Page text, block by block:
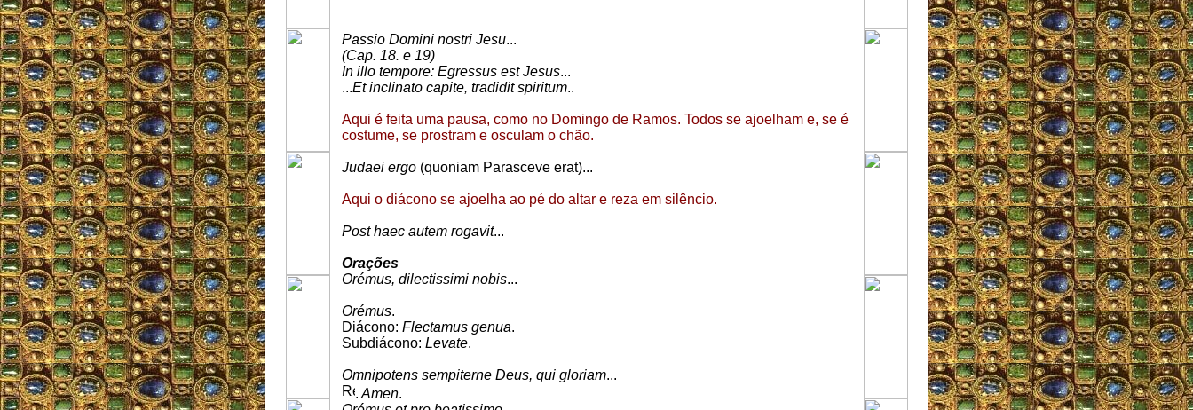
Passio Domini nostri Jesu...
(Cap. 18. e 19)
In illo tempore: Egressus est Jesus...
...Et inclinato capite, tradidit spiritum..
Aqui é feita uma pausa, como no Domingo de Ramos. Todos se ajoelham e, se é
costume, se prostram e osculam o chão.
Judaei ergo(quoniam Parasceve erat)...
Aqui o diácono se ajoelha ao pé do altar e reza em silêncio.
Post haec autem rogavit...
Orações
Orémus, dilectissimi nobis...
Orémus.
Diácono: Flectamus genua.
Subdiácono: Levate.
Omnipotens sempiterne Deus, qui gloriam...
. Amen.